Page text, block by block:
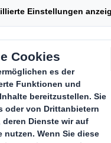
Was wir tun
Verpackungen
& Point-of-Sale
um Verpackung